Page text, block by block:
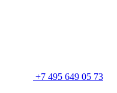
+7 495 649 05 73